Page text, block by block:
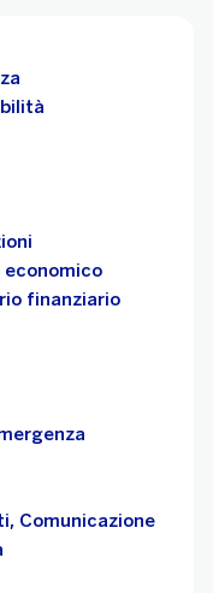
economico
finanziario
Comunicazione